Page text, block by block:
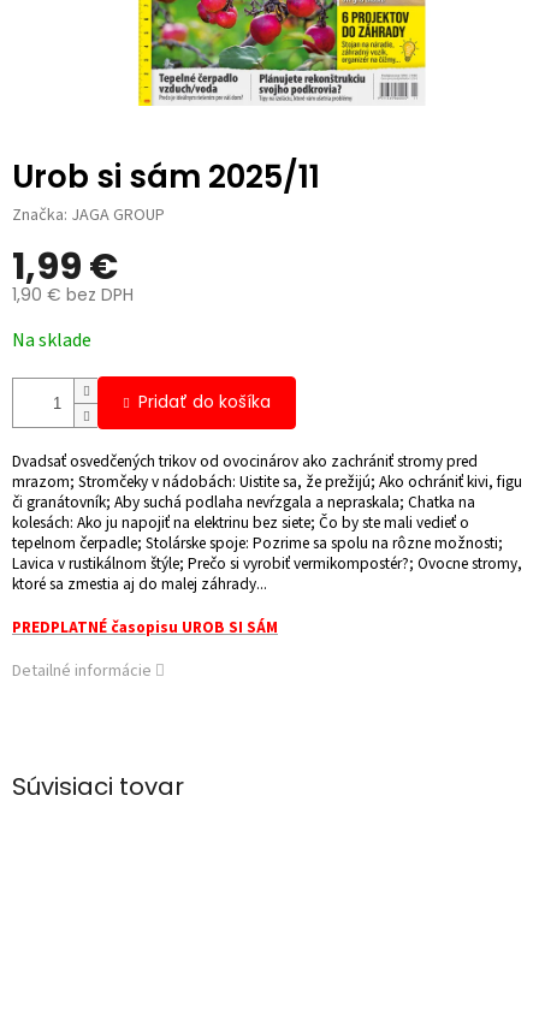
Urob si sám 2025/11
Značka: JAGA GROUP
1,99 €
1,90 € bez DPH
cena:
Na sklade
Pridať do košíka
Dvadsať osvedčených trikov od ovocinárov ako zachrániť stromy pred
mrazom; Stromčeky v nádobách: Uistite sa, že prežijú; Ako ochrániť kivi, figu
či granátovník; Aby suchá podlaha nevŕzgala a nepraskala; Chatka na
kolesách: Ako ju napojiť na elektrinu bez siete; Čo by ste mali vedieť o
tepelnom čerpadle; Stolárske spoje: Pozrime sa spolu na rôzne možnosti;
Lavica v rustikálnom štýle; Prečo si vyrobiť vermikompostér?; Ovocne stromy,
ktoré sa zmestia aj do malej záhrady...
PREDPLATNÉ časopisu UROB SI SÁM
Detailné informácie
Súvisiaci tovar